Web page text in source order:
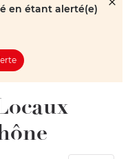
en étant alerté(e)